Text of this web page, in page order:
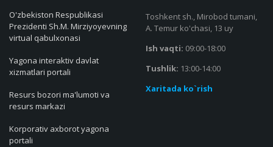
O'zbekiston Respublikasi
Prezidenti Sh.M. Mirziyoyevning
virtual qabulxonasi
Yagona interaktiv davlat
xizmatlari portali
Resurs bozori ma'lumoti va
resurs markazi
Korporativ axborot yagona
portali
Toshkent sh., Mirobod tumani,
A. Temur ko'chasi, 13 uy
Ish vaqti: 09:00-18:00
Tushlik: 13:00-14:00
Xaritada ko`rish